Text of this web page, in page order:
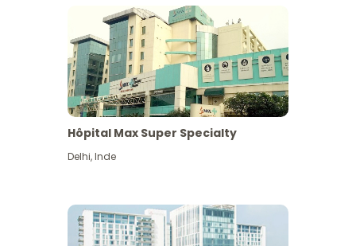
Hôpital Max Super Specialty
Delhi,Inde